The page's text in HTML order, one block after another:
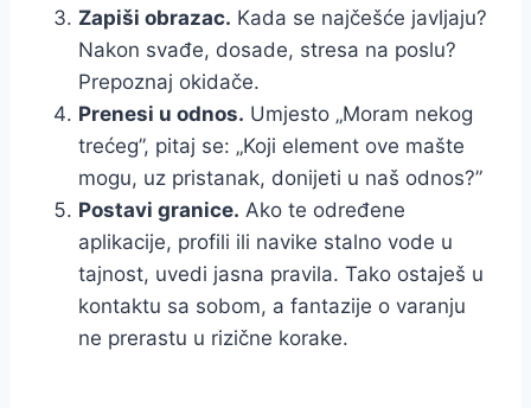
Zapiši obrazac. Kada se najčešće javljaju?
Nakon svađe, dosade, stresa na poslu?
Prepoznaj okidače.
Prenesi u odnos. Umjesto „Moram nekog
trećeg”, pitaj se: „Koji element ove mašte
mogu, uz pristanak, donijeti u naš odnos?”
Postavi granice. Ako te određene
aplikacije, profili ili navike stalno vode u
tajnost, uvedi jasna pravila. Tako ostaješ u
kontaktu sa sobom, a fantazije o varanju
ne prerastu u rizične korake.